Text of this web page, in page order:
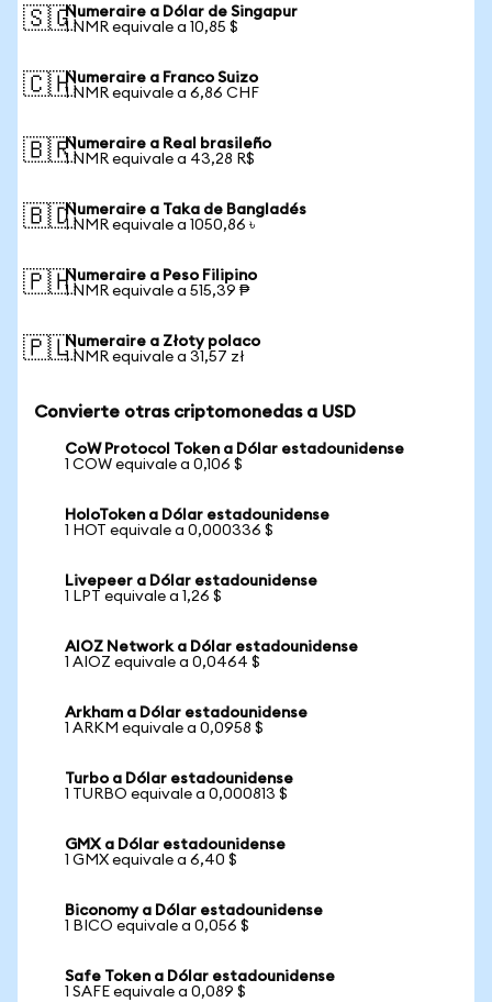
🇸🇬Numeraire a Dólar de Singapur
1 NMR equivale a 10,85 $
🇨🇭Numeraire a Franco Suizo
1 NMR equivale a 6,86 CHF
🇧🇷Numeraire a Real brasileño
1 NMR equivale a 43,28 R$
🇧🇩Numeraire a Taka de Bangladés
1 NMR equivale a 1050,86 ৳
🇵🇭Numeraire a Peso Filipino
1 NMR equivale a 515,39 ₱
🇵🇱Numeraire a Złoty polaco
1 NMR equivale a 31,57 zł
Convierte otras criptomonedas a USD
CoW Protocol Token a Dólar estadounidense
1 COW equivale a 0,106 $
HoloToken a Dólar estadounidense
1 HOT equivale a 0,000336 $
Livepeer a Dólar estadounidense
1 LPT equivale a 1,26 $
AIOZ Network a Dólar estadounidense
1 AIOZ equivale a 0,0464 $
Arkham a Dólar estadounidense
1 ARKM equivale a 0,0958 $
Turbo a Dólar estadounidense
1 TURBO equivale a 0,000813 $
GMX a Dólar estadounidense
1 GMX equivale a 6,40 $
Biconomy a Dólar estadounidense
1 BICO equivale a 0,056 $
Safe Token a Dólar estadounidense
1 SAFE equivale a 0,089 $